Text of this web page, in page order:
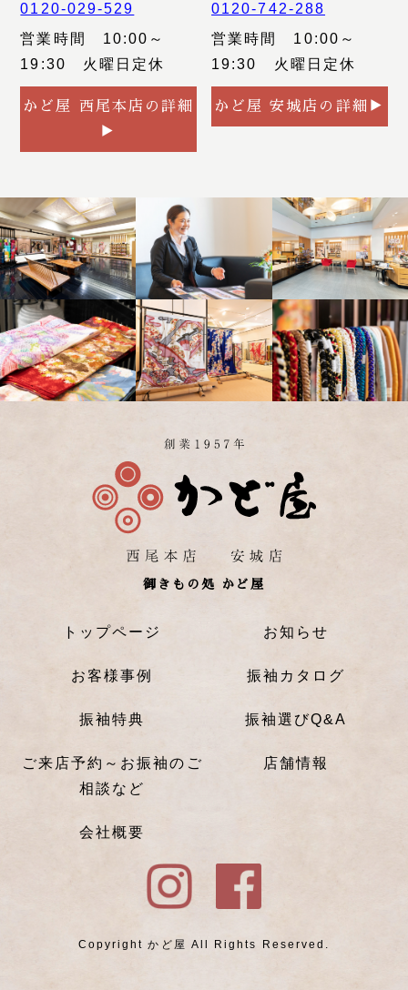
0120-029-529
営業時間 10:00～
19:30 火曜日定休
かど屋 西尾本店の詳細
▶
0120-742-288
営業時間 10:00～
19:30 火曜日定休
かど屋 安城店の詳細▶
御きもの処 かど屋
トップページ お知らせ
お客様事例 振袖カタログ
振袖特典 振袖選びQ&A
ご来店予約～お振袖のご
相談など
店舗情報
会社概要
Copyright かど屋 All Rights Reserved.